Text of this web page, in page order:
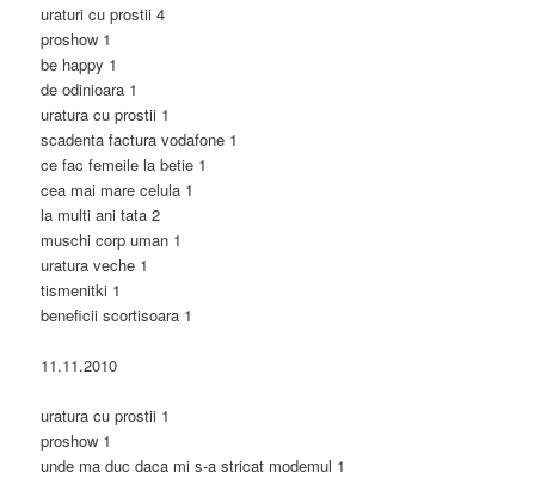
uraturi cu prostii 4
proshow 1
be happy 1
de odinioara 1
uratura cu prostii 1
scadenta factura vodafone 1
ce fac femeile la betie 1
cea mai mare celula 1
la multi ani tata 2
muschi corp uman 1
uratura veche 1
tismenitki 1
beneficii scortisoara 1
11.11.2010
uratura cu prostii 1
proshow 1
unde ma duc daca mi s-a stricat modemul 1